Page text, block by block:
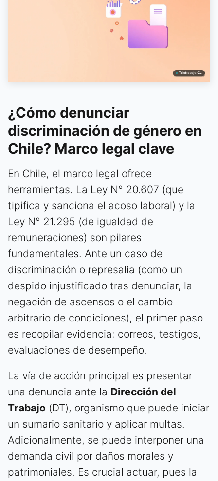
¿Cómo denunciar
discriminación de género en
Chile? Marco legal clave
En Chile, el marco legal ofrece
herramientas. La Ley N° 20.607 (que
tipifica y sanciona el acoso laboral) y la
Ley N° 21.295 (de igualdad de
remuneraciones) son pilares
fundamentales. Ante un caso de
discriminación o represalia (como un
despido injustificado tras denunciar, la
negación de ascensos o el cambio
arbitrario de condiciones), el primer paso
es recopilar evidencia: correos, testigos,
evaluaciones de desempeño.
La vía de acción principal es presentar
una denuncia ante la Dirección del
Trabajo (DT), organismo que puede iniciar
un sumario sanitario y aplicar multas.
Adicionalmente, se puede interponer una
demanda civil por daños morales y
patrimoniales. Es crucial actuar, pues la